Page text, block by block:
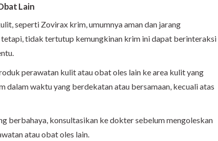
Lain
seperti Zovirax krim, umumnya aman dan jarang
tidak tertutup kemungkinan krim ini dapat berinteraksi
perawatan kulit atau obat oles lain ke area kulit yang
dalam waktu yang berdekatan atau bersamaan, kecuali atas
berbahaya, konsultasikan ke dokter sebelum mengoleskan
atau obat oles lain.